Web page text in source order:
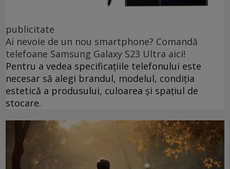
publicitate
Ai nevoie de un nou smartphone? Comandă
telefoane Samsung Galaxy S23 Ultra aici!
Pentru a vedea specificațiile telefonului este
necesar să alegi brandul, modelul, condiția
estetică a produsului, culoarea și spațiul de
stocare.